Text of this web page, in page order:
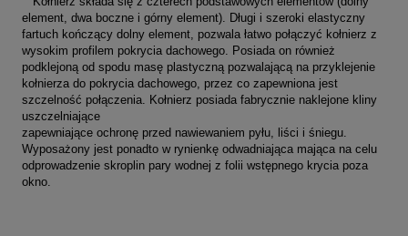
element, dwa boczne i górny element). Długi i szeroki elastyczny
fartuch kończący dolny element, pozwala łatwo połączyć kołnierz z
wysokim profilem pokrycia dachowego. Posiada on również
podklejoną od spodu masę plastyczną pozwalającą na przyklejenie
kołnierza do pokrycia dachowego, przez co zapewniona jest
szczelność połączenia. Kołnierz posiada fabrycznie naklejone kliny
uszczelniające
zapewniające ochronę przed nawiewaniem pyłu, liści i śniegu.
Wyposażony jest ponadto w rynienkę odwadniająca mająca na celu
odprowadzenie skroplin pary wodnej z folii wstępnego krycia poza
okno.